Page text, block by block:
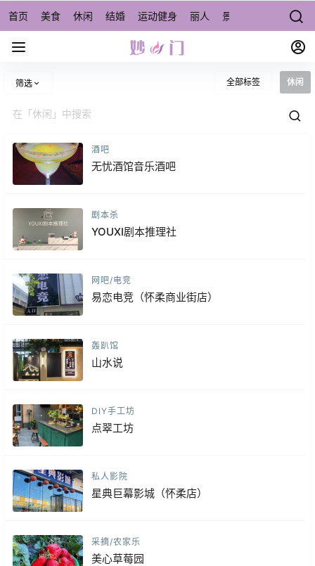
首页 美食 休闲 结婚 运动健身 丽人 景点/周边游 宠物
筛选 全部标签 休闲
酒吧
无忧酒馆音乐酒吧
剧本杀
YOUXI剧本推理社
网吧/电竞
易恋电竞（怀柔商业街店）
轰趴馆
山水说
DIY手工坊
点翠工坊
私人影院
星典巨幕影城（怀柔店）
采摘/农家乐
美心草莓园